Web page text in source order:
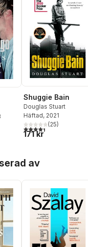
Totalt antal röster:
Shuggie Bain
Douglas Stuart
Häftad, 2021
4,4utav 5 stjärnor.
(25)
171 kr
av